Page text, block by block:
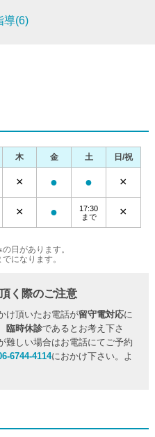
導(6)
日があります。
になります。
木 金 土
日/祝
× ● ● ×
× ●
17:30
まで
×
く際のご注意
け頂いたお電話が留守電対応に
臨時休診であるとお考え下さ
難しい場合はお電話にてご予約
6744-4114におかけ下さい。よ